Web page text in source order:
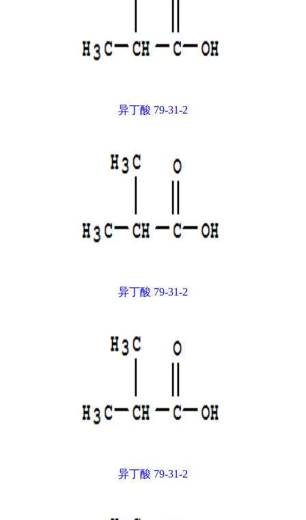
异丁酸 79-31-2
异丁酸 79-31-2
异丁酸 79-31-2